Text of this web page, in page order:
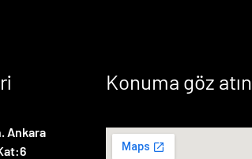
Ankara
Konuma göz atın